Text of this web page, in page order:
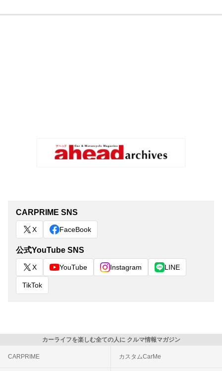
CARPRIME SNS
X FaceBook
公式YouTube SNS
X YouTube Instagram LINE
TikTok
カーライフを楽しむ全ての人に クルマ情報マガジン
CARPRIME カスタムCarMe